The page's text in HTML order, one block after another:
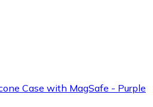
Case with MagSafe - Purple